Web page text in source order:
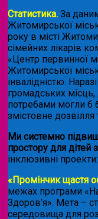
Статистика. За
Житомирської
року в місті
сімейних лікарів
«Центр первинної
Житомирської
інвалідністю.
громадських місць,
потребами могли б
змістовне дозвілля
Ми системно
простору для дітей
інклюзивні проекти:
«Промінчик щастя
межах програми «На
Здоров’я». Мета –
середовища для